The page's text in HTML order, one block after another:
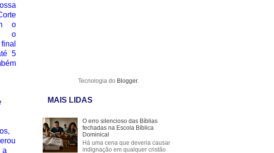
o
o
5
a
Tecnologia do Blogger.
MAIS LIDAS
O erro silencioso das Bíblias
fechadas na Escola Bíblica
Dominical
Há uma cena que deveria causar
indignação em qualquer cristão